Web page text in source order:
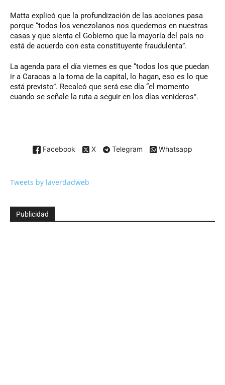
Matta explicó que la profundización de las acciones pasa
porque “todos los venezolanos nos quedemos en nuestras
casas y que sienta el Gobierno que la mayoría del país no
está de acuerdo con esta constituyente fraudulenta”.
La agenda para el día viernes es que “todos los que puedan
ir a Caracas a la toma de la capital, lo hagan, eso es lo que
está previsto”. Recalcó que será ese día “el momento
cuando se señale la ruta a seguir en los días venideros”.
Facebook X Telegram Whatsapp
Tweets by laverdadweb
Publicidad